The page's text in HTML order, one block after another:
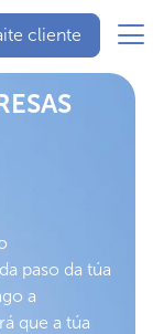
cliente
paso da túa
a
que a túa